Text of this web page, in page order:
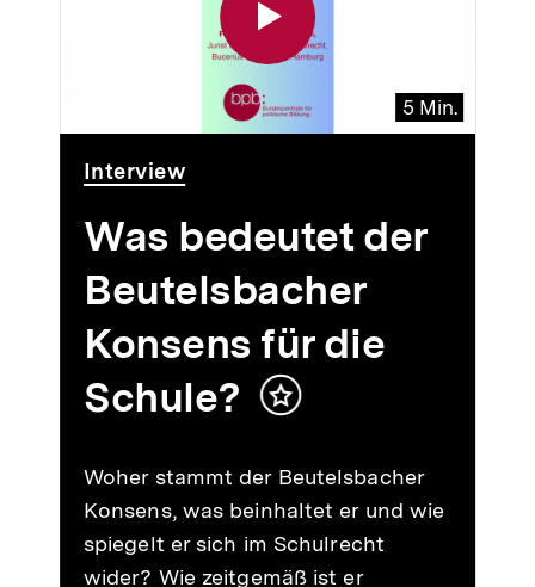
5 Min.
Video
Dauer
5
Min.
Interview
Was bedeutet der
Beutelsbacher
Konsens für die
Schule?
Inhalt
Woher stammt der Beutelsbacher
Konsens, was beinhaltet er und wie
spiegelt er sich im Schulrecht
wider? Wie zeitgemäß ist er